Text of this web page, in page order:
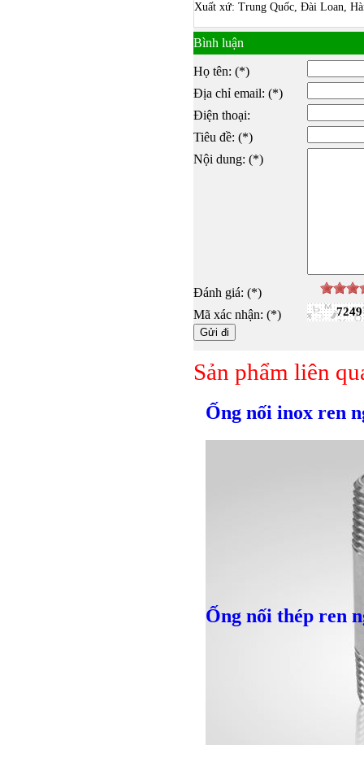
Bulong
Bulong lục giác
Xuất xứ: Trung Quốc, Đài Loan,
Bình luận
Họ tên: (*)
Địa chỉ email: (*)
Điện thoại:
Tiêu đề: (*)
Nội dung: (*)
Đánh giá: (*)
Mã xác nhận: (*)
7249
Sản phẩm liên
Ống nối inox ren
Ống nối thép ren